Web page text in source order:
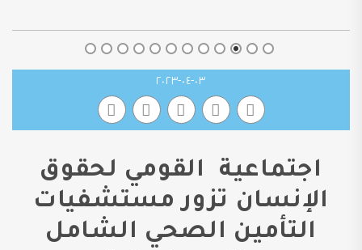
٠٣-٠٤-٢٠٢٣
اجتماعية القومي لحقوق
الإنسان تزور مستشفيات
التأمين الصحي الشامل